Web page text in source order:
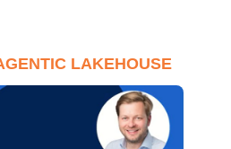
LAKEHOUSE